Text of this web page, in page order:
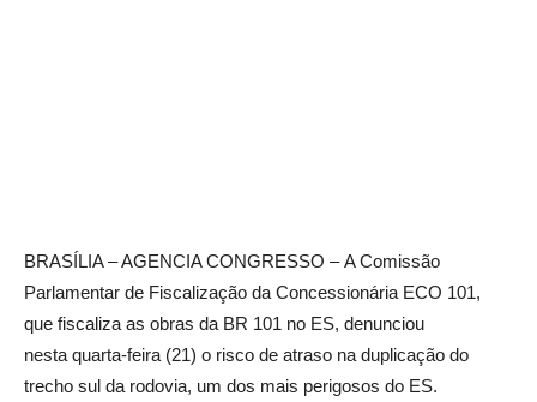
BRASÍLIA – AGENCIA CONGRESSO – A Comissão
Parlamentar de Fiscalização da Concessionária ECO 101,
que fiscaliza as obras da BR 101 no ES, denunciou
nesta quarta-feira (21) o risco de atraso na duplicação do
trecho sul da rodovia, um dos mais perigosos do ES.